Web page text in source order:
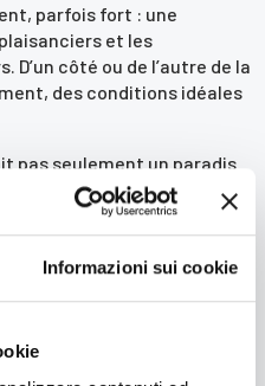
Informazioni sui cookie
parfois fort : une
et les
côté ou de l’autre de la
des conditions idéales
pas seulement un paradis
il y a beaucoup
par des conditions sans
une destination pour les
peuvent profiter de
à voile et de voile, ainsi que